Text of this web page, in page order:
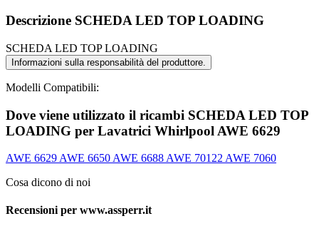
Descrizione SCHEDA LED TOP LOADING
SCHEDA LED TOP LOADING
Informazioni sulla responsabilità del produttore.
Modelli Compatibili:
Dove viene utilizzato il ricambi SCHEDA LED TOP
LOADING per Lavatrici Whirlpool AWE 6629
AWE 6629 AWE 6650 AWE 6688 AWE 70122 AWE 7060
Cosa dicono di noi
Recensioni per www.assperr.it